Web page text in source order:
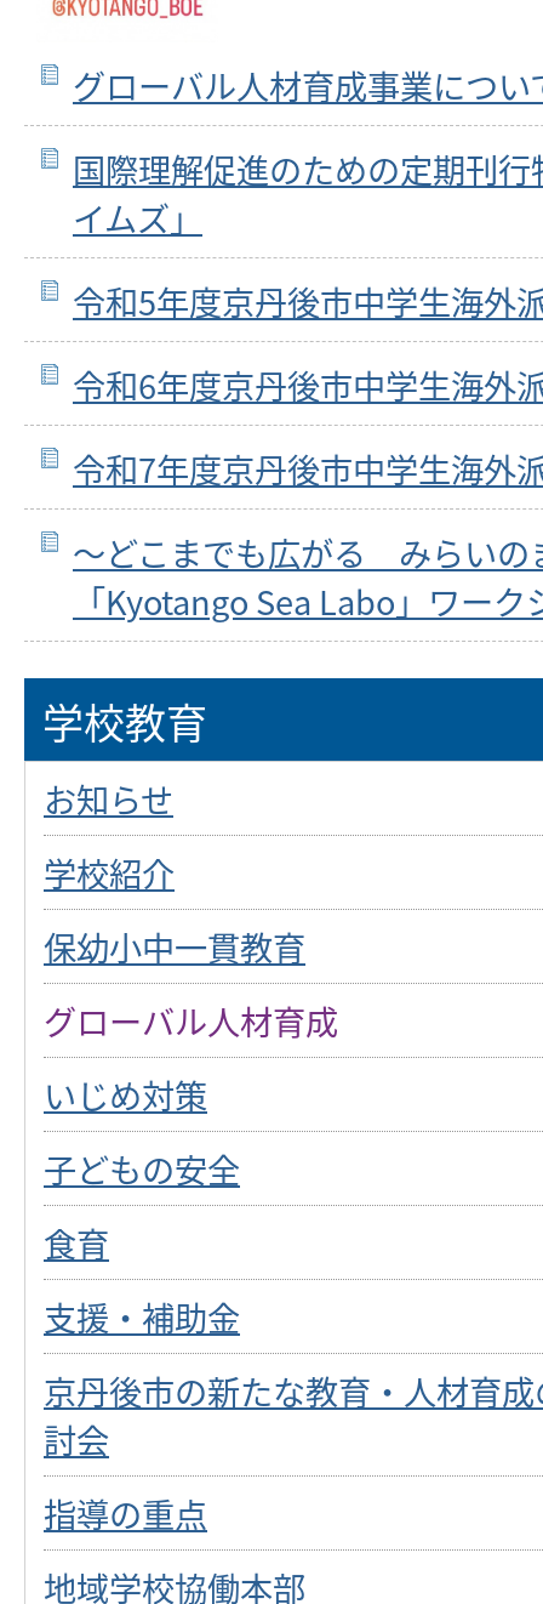
グローバル人材育成事業につい
国際理解促進のための定期刊
イムズ」
令和5年度京丹後市中学生海外
令和6年度京丹後市中学生海外
令和7年度京丹後市中学生海外
～どこまでも広がる みらいの
「Kyotango Sea Labo」ワー
学校教育
お知らせ
学校紹介
保幼小中一貫教育
グローバル人材育成
いじめ対策
子どもの安全
食育
支援・補助金
京丹後市の新たな教育・人材育
討会
指導の重点
地域学校協働本部